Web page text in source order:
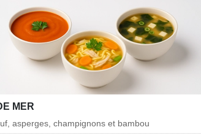
MER
asperges, champignons et bambou